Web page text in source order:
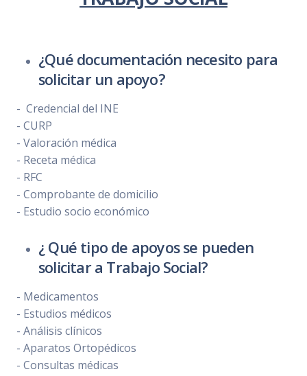
¿Qué documentación necesito para
solicitar un apoyo?
- Credencial del INE
- CURP
- Valoración médica
- Receta médica
- RFC
- Comprobante de domicilio
- Estudio socio económico
¿ Qué tipo de apoyos se pueden
solicitar a Trabajo Social?
- Medicamentos
- Estudios médicos
- Análisis clínicos
- Aparatos Ortopédicos
- Consultas médicas